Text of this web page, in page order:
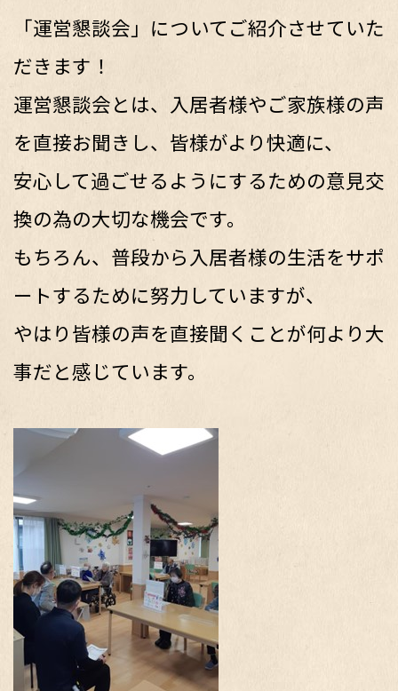
「運営懇談会」についてご紹介させていた
だきます！
運営懇談会とは、入居者様やご家族様の声
を直接お聞きし、皆様がより快適に、
安心して過ごせるようにするための意見交
換の為の大切な機会です。
もちろん、普段から入居者様の生活をサポ
ートするために努力していますが、
やはり皆様の声を直接聞くことが何より大
事だと感じています。